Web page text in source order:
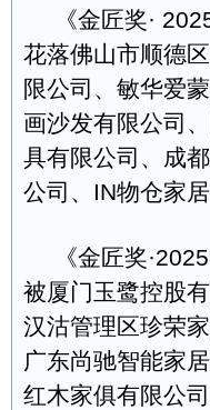
《金匠奖·
花落佛山市顺德
限公司、敏华爱
画沙发有限公司
具有限公司、成
公司、IN物仓家
《金匠奖
被厦门玉鹭控股
汉沽管理区珍荣
广东尚驰智能家
红木家俱有限公